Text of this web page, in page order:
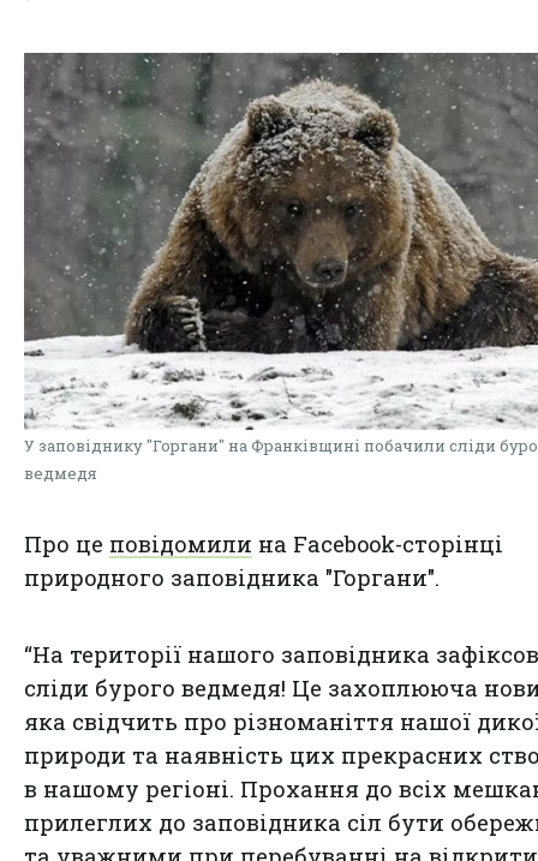
У заповіднику "Горгани" на Франківщині побачили сліди
ведмедя
Про це повідомили на Facebook-сторінці
природного заповідника "Горгани".
“На території нашого заповідника
сліди бурого ведмедя! Це захоплююча
яка свідчить про різноманіття нашої
природи та наявність цих прекрасних
в нашому регіоні. Прохання до всіх
прилеглих до заповідника сіл бути